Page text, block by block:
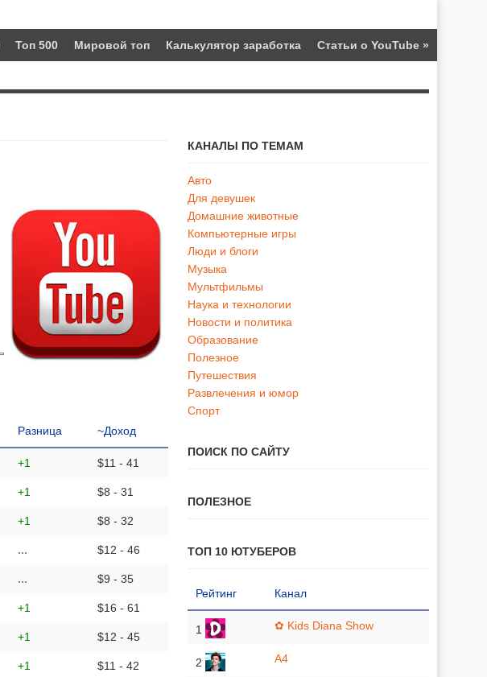
Топ 500 Мировой топ Калькулятор заработка Статьи о YouTube »
Разница ~Доход
+1 $11 - 41
+1 $8 - 31
+1 $8 - 32
... $12 - 46
... $9 - 35
+1 $16 - 61
+1 $12 - 45
+1 $11 - 42
КАНАЛЫ ПО ТЕМАМ
Авто
Для девушек
Домашние животные
Компьютерные игры
Люди и блоги
Музыка
Мультфильмы
Наука и технологии
Новости и политика
Образование
Полезное
Путешествия
Развлечения и юмор
Спорт
ПОИСК ПО САЙТУ
ПОЛЕЗНОЕ
ТОП 10 ЮТУБЕРОВ
Рейтинг Канал
1 ✿ Kids Diana Show
2 A4